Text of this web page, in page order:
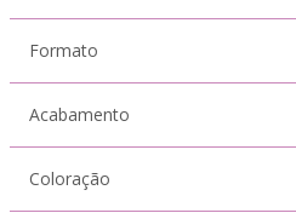
Formato
Acabamento
Coloração